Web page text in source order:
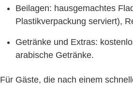
Beilagen: hausgemachtes
Plastikverpackung serviert),
Getränke und Extras:
arabische Getränke.
Für Gäste, die nach einem